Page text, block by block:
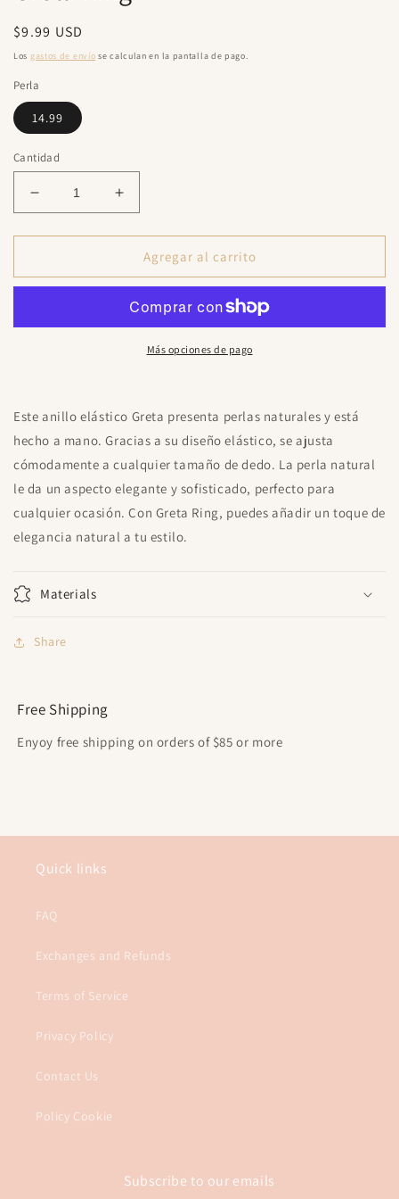
una
modal
Precio
habitual
$9.99 USD
Los gastos de envío se calculan en la pantalla de pago.
Perla
14.99
Cantidad
Reducir
cantidad
para
Ring
Aumentar
cantidad
para
Greta
Ring
Agregar al carrito
Más opciones de pago
Este anillo elástico Greta presenta perlas naturales y está
hecho a mano. Gracias a su diseño elástico, se ajusta
cómodamente a cualquier tamaño de dedo. La perla natural
le da un aspecto elegante y sofisticado, perfecto para
cualquier ocasión. Con Greta Ring, puedes añadir un toque de
elegancia natural a tu estilo.
Materials
Share
Free Shipping
Enyoy free shipping on orders of $85 or more
Quick links
FAQ
Exchanges and Refunds
Terms of Service
Privacy Policy
Contact Us
Policy Cookie
Subscribe to our emails